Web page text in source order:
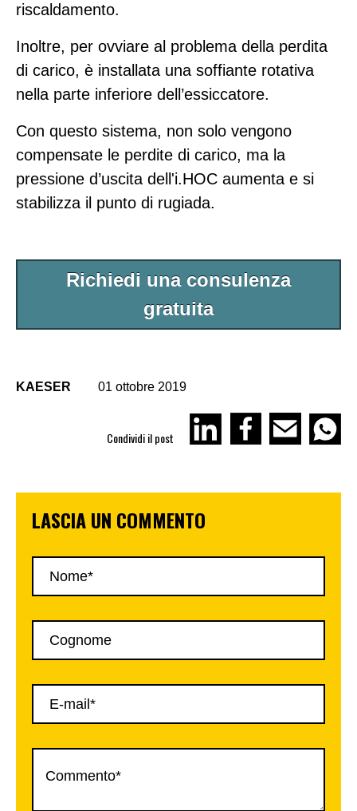
riscaldamento.
Inoltre, per ovviare al problema della perdita
di carico, è installata una soffiante rotativa
nella parte inferiore dell’essiccatore.
Con questo sistema, non solo vengono
compensate le perdite di carico, ma la
pressione d’uscita dell'i.HOC aumenta e si
stabilizza il punto di rugiada.
Richiedi una consulenza
gratuita
KAESER 01 ottobre 2019
Condividi il post
LASCIA UN COMMENTO